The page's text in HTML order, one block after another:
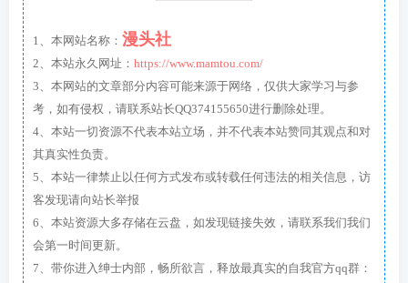
1、本网站名称： 漫头社
2、本站永久网址： https://www.mamtou.com/
3、本网站的文章部分内容可能来源于网络，仅供大家学习与参
考，如有侵权，请联系站长QQ374155650进行删除处理。
4、本站一切资源不代表本站立场，并不代表本站赞同其观点和对
其真实性负责。
5、本站一律禁止以任何方式发布或转载任何违法的相关信息，访
客发现请向站长举报
6、本站资源大多存储在云盘，如发现链接失效，请联系我们我们
会第一时间更新。
7、带你进入绅士内部，畅所欲言，释放最真实的自我官方qq群：